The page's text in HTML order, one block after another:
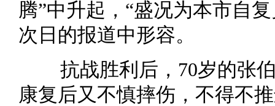
腾”中升起，“盛况为本市自
次日的报道中形容。
抗战胜利后，70岁的张
康复后又不慎摔伤，不得不